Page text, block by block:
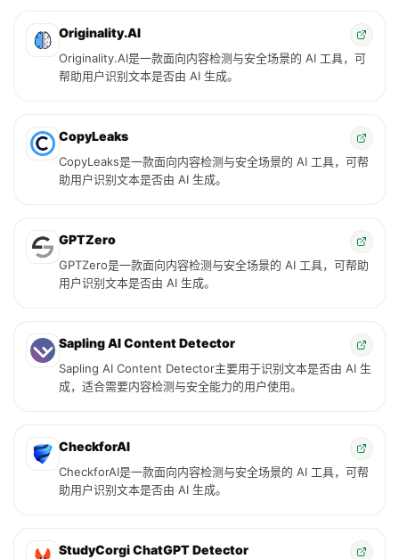
Originality.AI
Originality.AI是一款面向内容检测与安全场景的 AI 工具，可
帮助用户识别文本是否由 AI 生成。
CopyLeaks
CopyLeaks是一款面向内容检测与安全场景的 AI 工具，可帮
助用户识别文本是否由 AI 生成。
GPTZero
GPTZero是一款面向内容检测与安全场景的 AI 工具，可帮助
用户识别文本是否由 AI 生成。
Sapling AI Content Detector
Sapling AI Content Detector主要用于识别文本是否由 AI 生
成，适合需要内容检测与安全能力的用户使用。
CheckforAI
CheckforAI是一款面向内容检测与安全场景的 AI 工具，可帮
助用户识别文本是否由 AI 生成。
StudyCorgi ChatGPT Detector